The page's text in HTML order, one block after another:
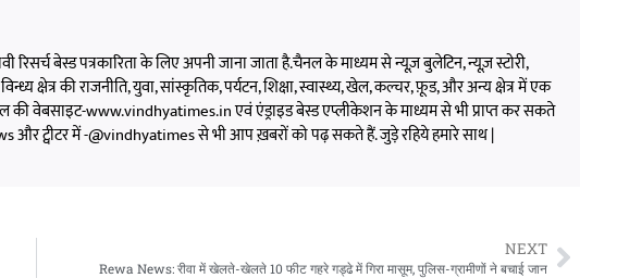
रिसर्च बेस्ड पत्रकारिता के लिए अपनी जाना जाता है.चैनल के माध्यम से न्यूज़ बुलेटिन, न्यूज़ स्टोरी,
क्षेत्र की राजनीति, युवा, सांस्कृतिक, पर्यटन, शिक्षा, स्वास्थ्य, खेल, कल्चर, फ़ूड, और अन्य क्षेत्र में एक
की वेबसाइट-www.vindhyatimes.in एवं एंड्राइड बेस्ड एप्लीकेशन के माध्यम से भी प्राप्त कर सकते
ट्वीटर में -@vindhyatimes से भी आप ख़बरों को पढ़ सकते हैं. जुड़े रहिये हमारे साथ |
NEXT
Rewa News: रीवा में खेलते-खेलते 10 फीट गहरे गड्ढे में गिरा मासूम, पुलिस-ग्रामीणों ने बचाई जान